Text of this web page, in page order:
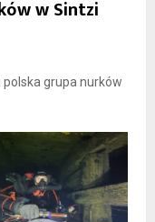
w Sintzi
polska grupa nurków